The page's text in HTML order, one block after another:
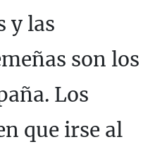
y las
son los
Los
que irse al